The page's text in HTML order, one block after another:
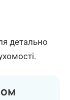
детально